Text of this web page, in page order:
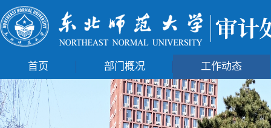
首页 部门概况 工作动态